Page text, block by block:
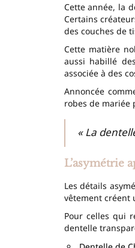
Cette année, la
Certains
des couches de
Cette matière
aussi habillé
associée à des
Annoncée
robes de mariée
« La
L’asymétrie
Les détails
vêtement créent
Pour celles qui
dentelle